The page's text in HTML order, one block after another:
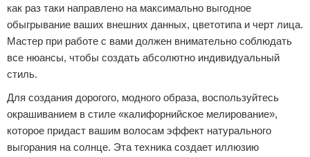
как раз таки направлено на максимально выгодное
обыгрывание ваших внешних данных, цветотипа и черт лица.
Мастер при работе с вами должен внимательно соблюдать
все нюансы, чтобы создать абсолютно индивидуальный
стиль.
Для создания дорогого, модного образа, воспользуйтесь
окрашиванием в стиле «калифорнийское мелирование»,
которое придаст вашим волосам эффект натурального
выгорания на солнце. Эта техника создает иллюзию